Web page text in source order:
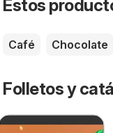
Estos
Café Chocolate
Folletos y